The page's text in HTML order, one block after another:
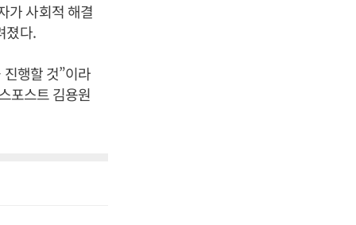
가 사회적 해결
졌다.
행할 것”이라
포스트 김용원